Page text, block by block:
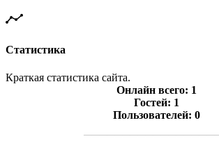
Статистика
Краткая статистика сайта.
Онлайн всего: 1
Гостей: 1
Пользователей: 0